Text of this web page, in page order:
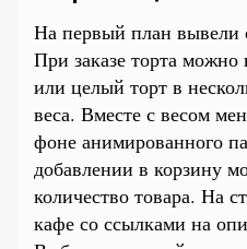
На первый план вывели
При заказе торта можно
или целый торт в
веса. Вместе с весом
фоне анимированного
добавлении в корзину
количество товара. На
кафе со ссылками на